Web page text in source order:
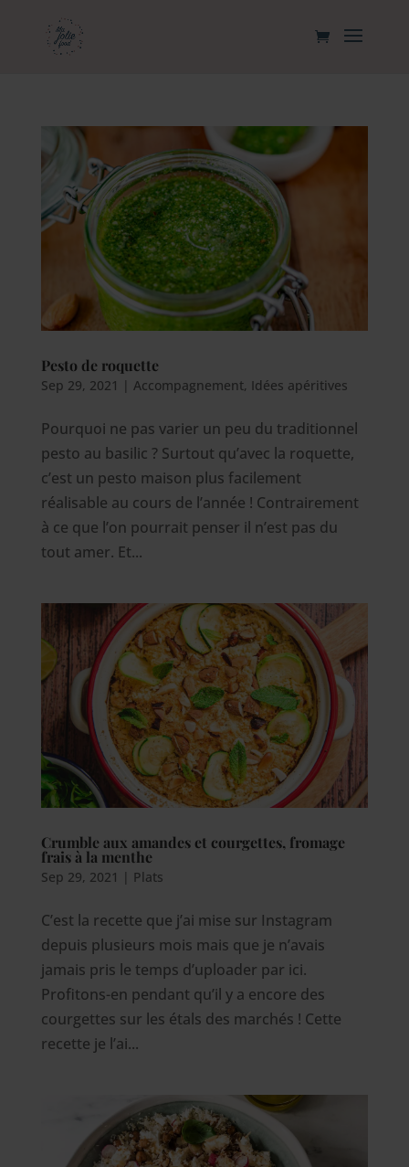
Pesto de roquette
Sep 29, 2021 | Accompagnement, Idées apéritives
Pourquoi ne pas varier un peu du traditionnel
pesto au basilic ? Surtout qu’avec la roquette,
c’est un pesto maison plus facilement
réalisable au cours de l’année ! Contrairement
à ce que l’on pourrait penser il n’est pas du
tout amer. Et...
Crumble aux amandes et courgettes, fromage
frais à la menthe
Sep 29, 2021 | Plats
C’est la recette que j’ai mise sur Instagram
depuis plusieurs mois mais que je n’avais
jamais pris le temps d’uploader par ici.
Profitons-en pendant qu’il y a encore des
courgettes sur les étals des marchés ! Cette
recette je l’ai...